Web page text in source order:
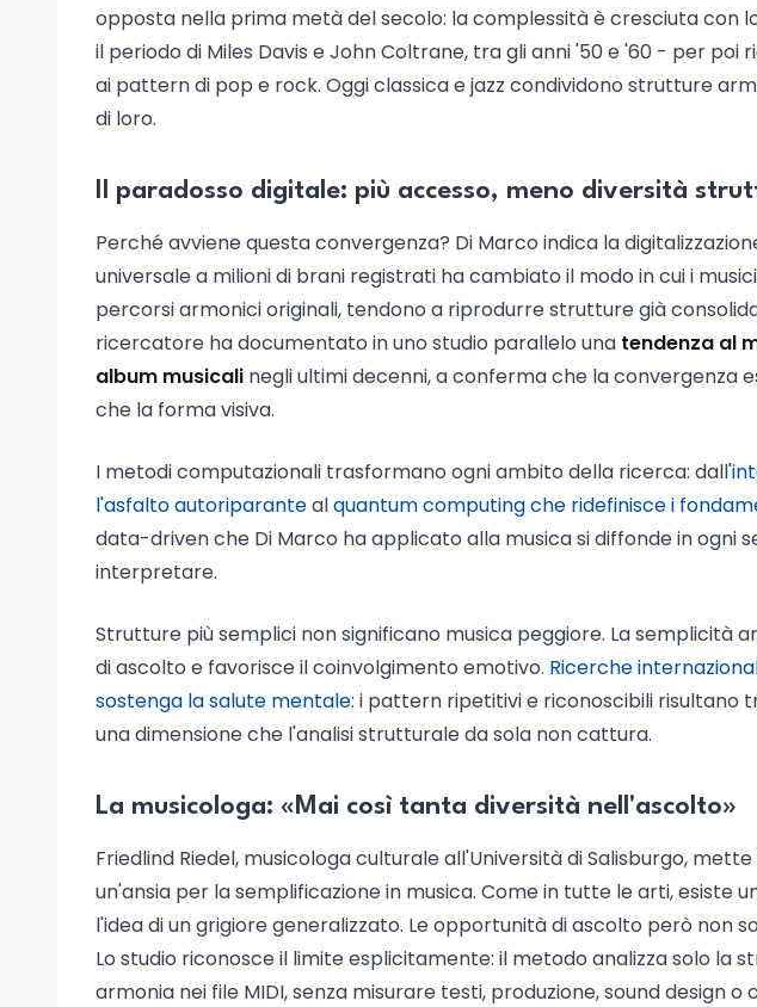
opposta nella prima metà del secolo: la complessità è cresciuta con
il periodo di Miles Davis e John Coltrane, tra gli anni '50 e '60 - per poi
ai pattern di pop e rock. Oggi classica e jazz condividono strutture
di loro.
Il paradosso digitale: più accesso, meno diversità
Perché avviene questa convergenza? Di Marco indica la
universale a milioni di brani registrati ha cambiato il modo in cui i
percorsi armonici originali, tendono a riprodurre strutture già
ricercatore ha documentato in uno studio parallelo una tendenza al
album musicali negli ultimi decenni, a conferma che la convergenza
che la forma visiva.
I metodi computazionali trasformano ogni ambito della ricerca: dall'
l'asfalto autoriparantealquantum computing che ridefinisce i
data-driven che Di Marco ha applicato alla musica si diffonde in ogni
interpretare.
Strutture più semplici non significano musica peggiore. La semplicità
di ascolto e favorisce il coinvolgimento emotivo. Ricerche
sostenga la salute mentale: i pattern ripetitivi e riconoscibili risultano
una dimensione che l'analisi strutturale da sola non cattura.
La musicologa: «Mai così tanta diversità nell'ascolto»
Friedlind Riedel, musicologa culturale all'Università di Salisburgo,
un'ansia per la semplificazione in musica. Come in tutte le arti, esiste
l'idea di un grigiore generalizzato. Le opportunità di ascolto però non
Lo studio riconosce il limite esplicitamente: il metodo analizza solo la
armonia nei file MIDI, senza misurare testi, produzione, sound design